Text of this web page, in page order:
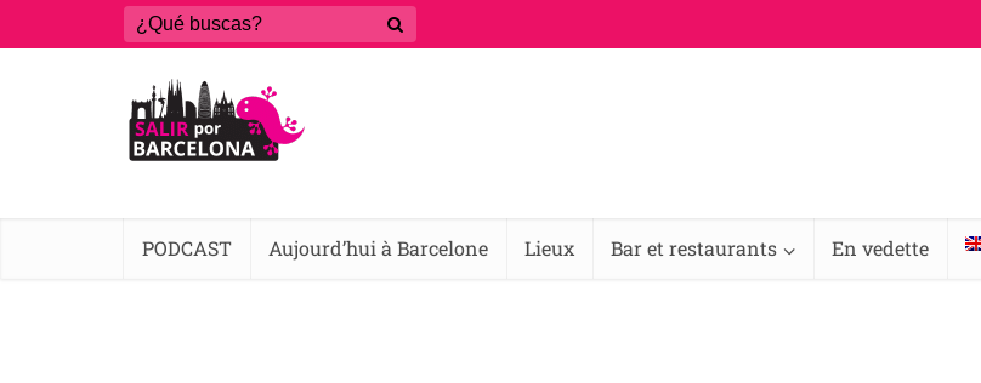
PODCAST Aujourd’hui à Barcelone Lieux Bar et restaurants En vedette